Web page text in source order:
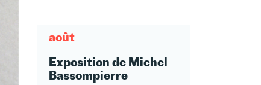
août
Exposition de Michel
Bassompierre